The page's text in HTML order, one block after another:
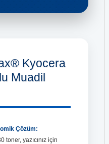
Kyocera
Muadil
Çözüm:
yazıcınız için